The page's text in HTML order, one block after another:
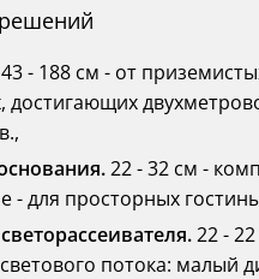
- 188 см - от
достигающих
22 - 32 см -
- для просторных
22 -
потока: малый